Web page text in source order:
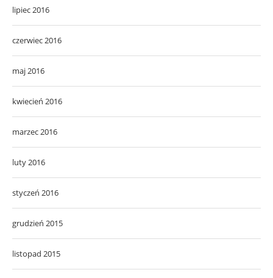
lipiec 2016
czerwiec 2016
maj 2016
kwiecień 2016
marzec 2016
luty 2016
styczeń 2016
grudzień 2015
listopad 2015